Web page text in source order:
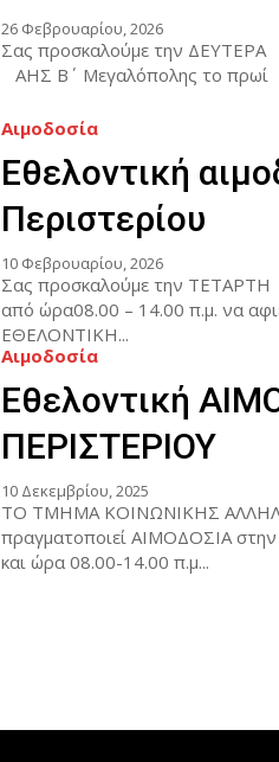
26 Φεβρουαρίου, 2026
Σας προσκαλούμε την
ΑΗΣ Β΄ Μεγαλόπολης το
Αιμοδοσία
Εθελοντική
Περιστερίου
10 Φεβρουαρίου, 2026
Σας προσκαλούμε την
από ώρα08.00 – 14.00 π.μ. να
ΕΘΕΛΟΝΤΙΚΗ...
Αιμοδοσία
Εθελοντική
ΠΕΡΙΣΤΕΡΙΟΥ
10 Δεκεμβρίου, 2025
ΤΟ ΤΜΗΜΑ ΚΟΙΝΩΝΙΚΗΣ
πραγματοποιεί ΑΙΜΟΔΟΣΙΑ
και ώρα 08.00-14.00 π.μ...